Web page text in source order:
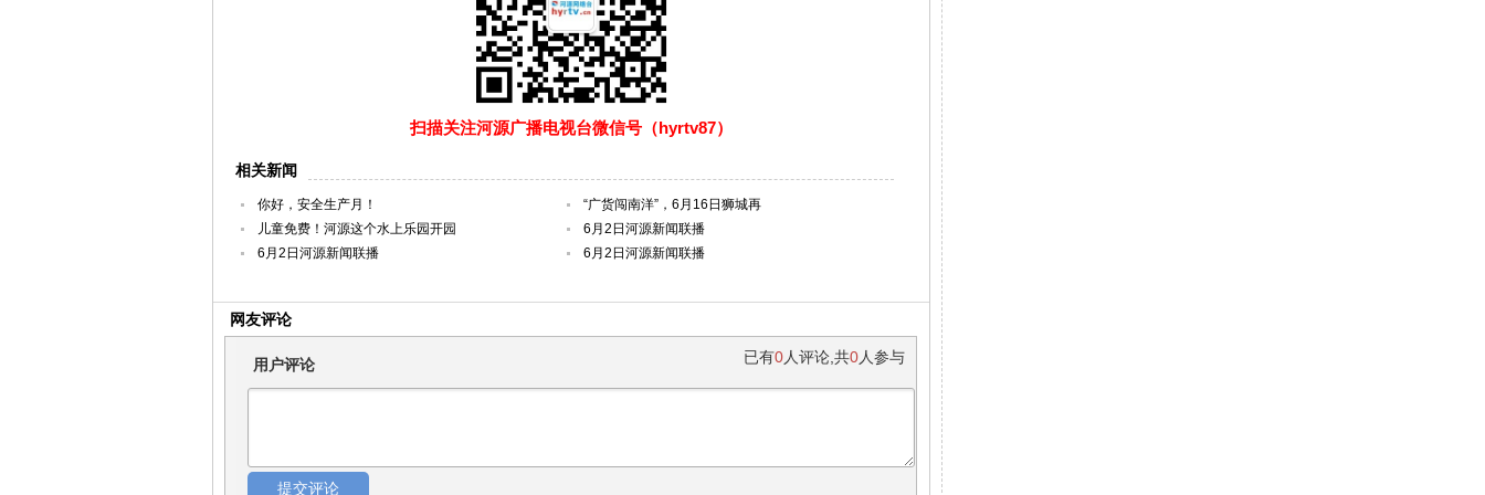
扫描关注河源广播电视台微信号（hyrtv87）
相关新闻
你好，安全生产月！
“广货闯南洋”，6月16日狮城再
儿童免费！河源这个水上乐园开园
6月2日河源新闻联播
6月2日河源新闻联播
6月2日河源新闻联播
网友评论
用户评论 已有0人评论 共0人参与